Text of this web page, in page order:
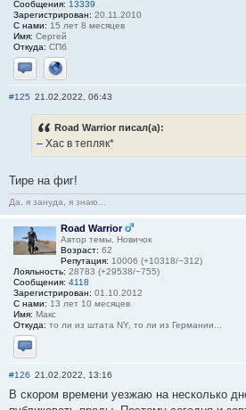
Сообщения: 13339
Зарегистрирован: 20.11.2010
С нами: 15 лет 8 месяцев
Имя: Сергей
Откуда: СПб
Отправить личное сообщение
Сайт
#125 21.02.2022, 06:43
Road Warrior писал(а):
– Хас в тепляк*
Тире на фиг!
Да, я зануда, я знаю...
Road Warrior
Автор темы, Новичок
Возраст: 62
Репутация: 10006 (+10318/−312)
Лояльность: 28783 (+29538/−755)
Сообщения: 4118
Зарегистрирован: 01.10.2012
С нами: 13 лет 10 месяцев
Имя: Макс
Откуда: то ли из штата NY, то ли из Германии...
Отправить личное сообщение
#126 21.02.2022, 13:16
В скором времени уезжаю на несколько